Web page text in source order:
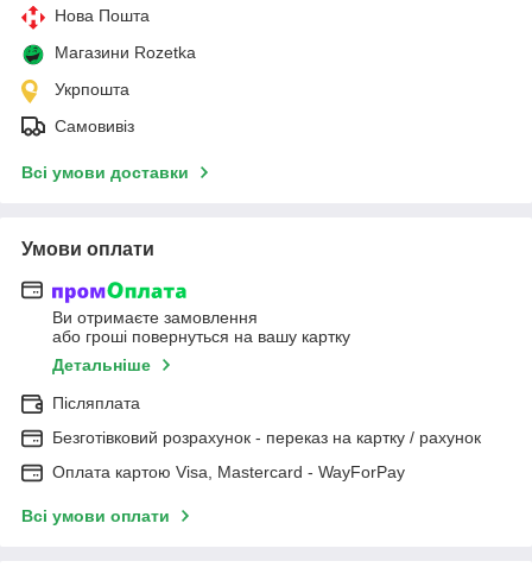
Нова Пошта
Магазини Rozetka
Укрпошта
Самовивіз
Всі умови доставки
Умови оплати
Ви отримаєте замовлення
або гроші повернуться на вашу картку
Детальніше
Післяплата
Безготівковий розрахунок - переказ на картку / рахунок
Оплата картою Visa, Mastercard - WayForPay
Всі умови оплати